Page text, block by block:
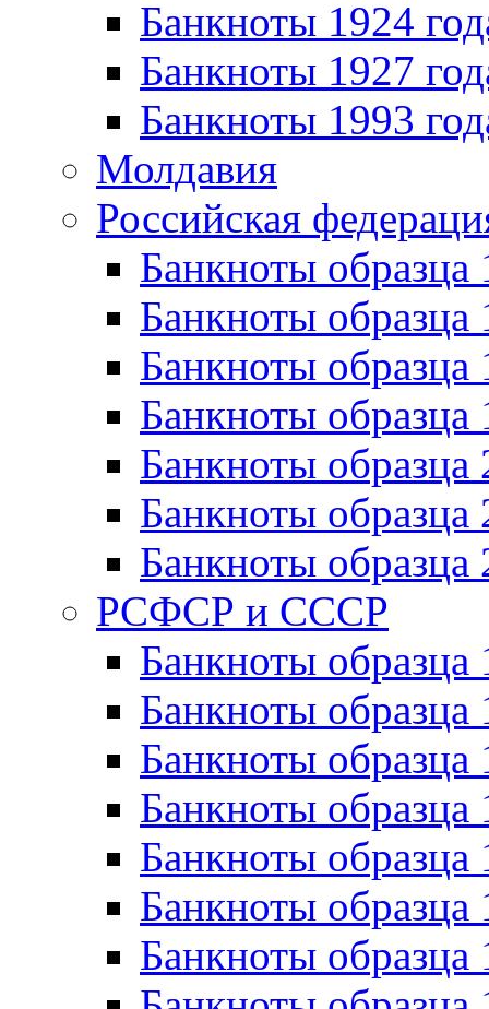
Банкноты 1924
Банкноты 1927
Банкноты 1993
Молдавия
Российская
Банкноты образца
Банкноты образца
Банкноты образца
Банкноты образца
Банкноты образца
Банкноты образца
Банкноты образца
РСФСР и СССР
Банкноты
Банкноты образца
Банкноты образца
Банкноты образца
Банкноты образца
Банкноты образца
Банкноты образца